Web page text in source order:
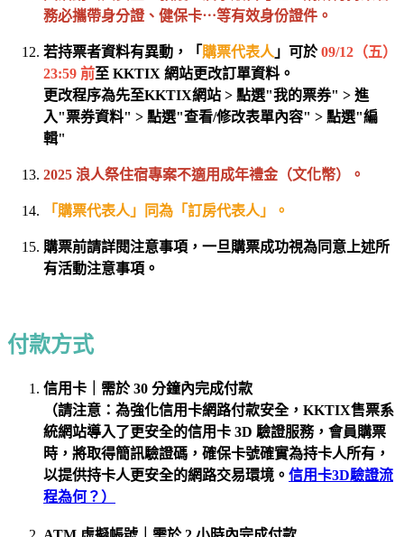
務必攜帶身分證、健保卡⋯等有效身份證件。
若持票者資料有異動，「 購票代表人 」可於 09/12（五）
23:59 前至 KKTIX 網站更改訂單資料 。
更改程序為先至KKTIX網站 > 點選"我的票券" > 進
入"票券資料" > 點選"查看/修改表單內容" > 點選"編
輯"
2025 浪人祭住宿專案不適用成年禮金（文化幣）。
「購票代表人」同為「訂房代表人」。
購票前請詳閱注意事項，一旦購票成功視為同意上述所
有活動注意事項。
付款方式
信用卡｜需於 30 分鐘內完成付款
（請注意：為強化信用卡網路付款安全，KKTIX售票系
統網站導入了更安全的信用卡 3D 驗證服務，會員購票
時，將取得簡訊驗證碼，確保卡號確實為持卡人所有，
以提供持卡人更安全的網路交易環境。 信用卡3D驗證流
程為何？）